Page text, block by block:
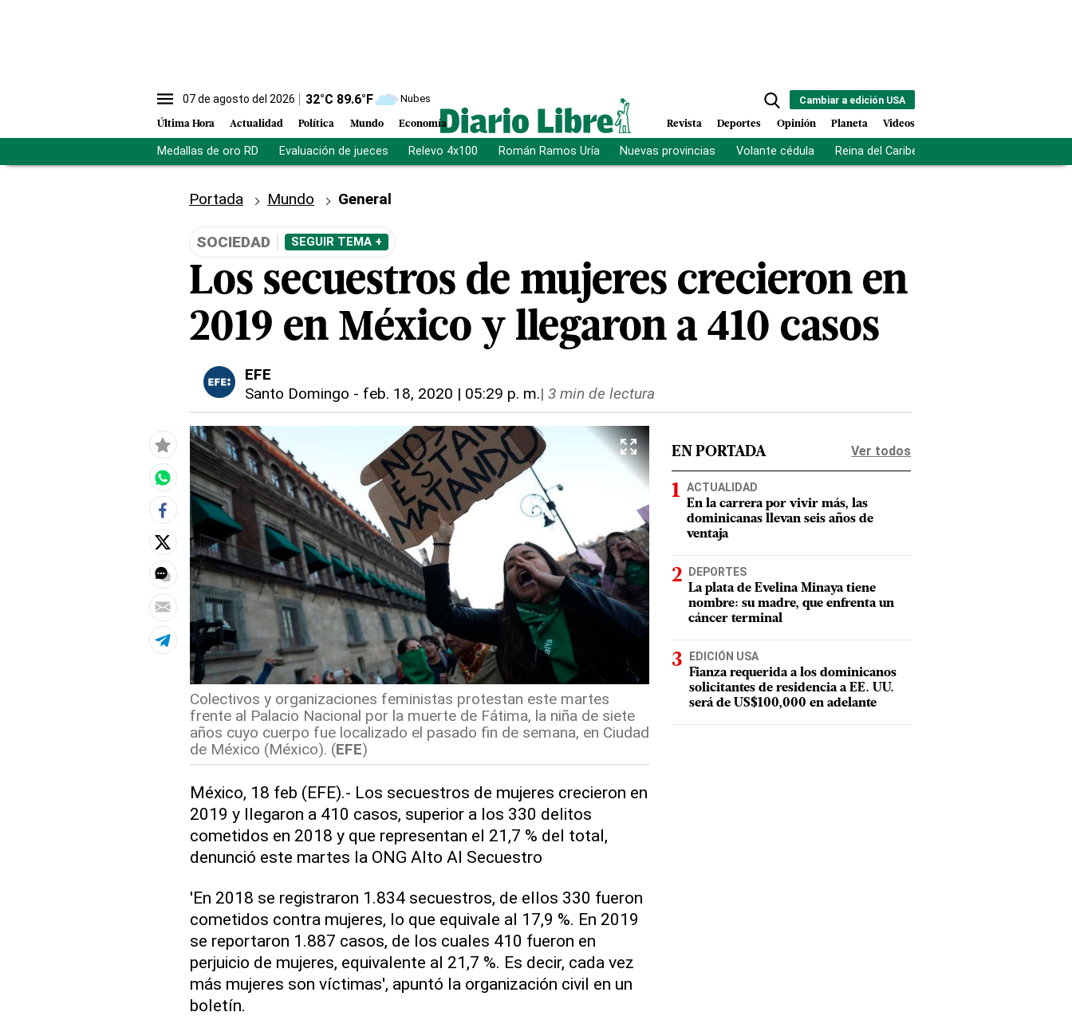
07 de agosto del 2026 32°C 89.6°F Nubes
Última Hora Actualidad Política Mundo Economía
Cambiar a edición USA
Revista Deportes Opinión Planeta Videos
Medallas de oro RD Evaluación de jueces Relevo 4x100 Román Ramos Uría Nuevas provincias Volante cédula Reina del Caribe
Portada Mundo General
SOCIEDAD SEGUIR TEMA +
Los secuestros de mujeres crecieron en
2019 en México y llegaron a 410 casos
EFE
Santo Domingo - feb. 18, 2020 | 05:29 p. m.| 3 min de lectura
Colectivos y organizaciones feministas protestan este martes
frente al Palacio Nacional por la muerte de Fátima, la niña de siete
años cuyo cuerpo fue localizado el pasado fin de semana, en Ciudad
de México (México). (EFE)
México, 18 feb (EFE).- Los secuestros de mujeres crecieron en
2019 y llegaron a 410 casos, superior a los 330 delitos
cometidos en 2018 y que representan el 21,7 % del total,
denunció este martes la ONG Alto Al Secuestro
'En 2018 se registraron 1.834 secuestros, de ellos 330 fueron
cometidos contra mujeres, lo que equivale al 17,9 %. En 2019
se reportaron 1.887 casos, de los cuales 410 fueron en
perjuicio de mujeres, equivalente al 21,7 %. Es decir, cada vez
más mujeres son víctimas', apuntó la organización civil en un
boletín.
EN PORTADA Ver todos
ACTUALIDAD
En la carrera por vivir más, las
dominicanas llevan seis años de
ventaja
DEPORTES
La plata de Evelina Minaya tiene
nombre: su madre, que enfrenta un
cáncer terminal
EDICIÓN USA
Fianza requerida a los dominicanos
solicitantes de residencia a EE. UU.
será de US$100,000 en adelante